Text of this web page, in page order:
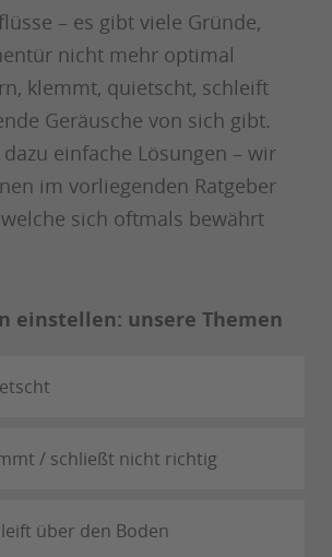
– es gibt viele Gründe,
nicht mehr optimal
klemmt, quietscht, schleift
Geräusche von sich gibt.
einfache Lösungen – wir
im vorliegenden Ratgeber
sich oftmals bewährt
einstellen: unsere Themen
/ schließt nicht richtig
über den Boden